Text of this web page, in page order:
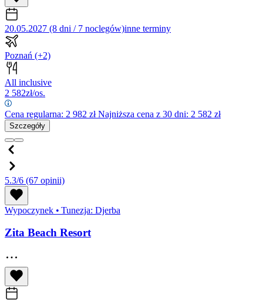
20.05.2027 (8 dni / 7 noclegów)inne terminy
Poznań (+2)
All inclusive
2 582zł/os.
Cena regularna: 2 982 złNajniższa cena z 30 dni: 2 582 zł
Szczegóły
5.3/6 (67 opinii)
Wypoczynek • Tunezja: Djerba
Zita Beach Resort